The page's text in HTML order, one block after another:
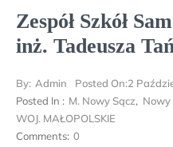
Zespół Szkół
inż. Tadeusza
By: Admin Posted On:2
Posted In : M. Nowy Sącz, Nowy
WOJ. MAŁOPOLSKIE
Comments: 0